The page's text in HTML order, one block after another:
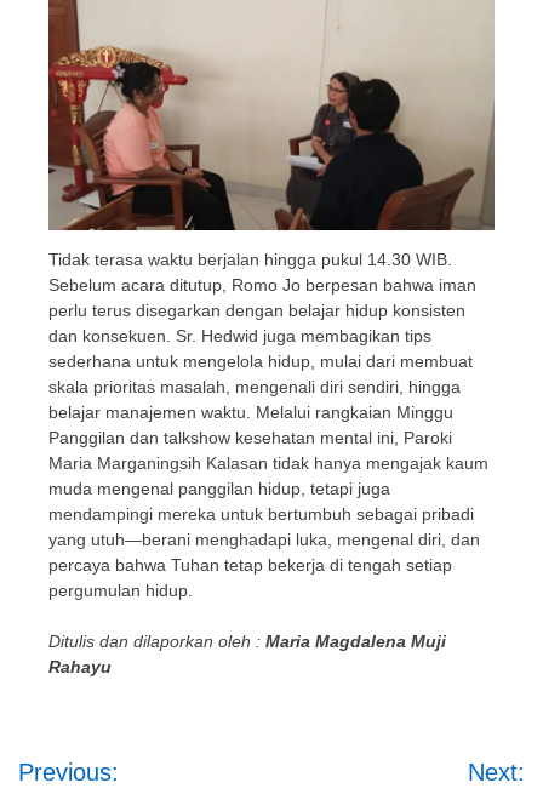
Tidak terasa waktu berjalan hingga pukul 14.30 WIB.
Sebelum acara ditutup, Romo Jo berpesan bahwa iman
perlu terus disegarkan dengan belajar hidup konsisten
dan konsekuen. Sr. Hedwid juga membagikan tips
sederhana untuk mengelola hidup, mulai dari membuat
skala prioritas masalah, mengenali diri sendiri, hingga
belajar manajemen waktu. Melalui rangkaian Minggu
Panggilan dan talkshow kesehatan mental ini, Paroki
Maria Marganingsih Kalasan tidak hanya mengajak kaum
muda mengenal panggilan hidup, tetapi juga
mendampingi mereka untuk bertumbuh sebagai pribadi
yang utuh—berani menghadapi luka, mengenal diri, dan
percaya bahwa Tuhan tetap bekerja di tengah setiap
pergumulan hidup.
Ditulis dan dilaporkan oleh : Maria Magdalena Muji
Rahayu
Post
Previous: Next: